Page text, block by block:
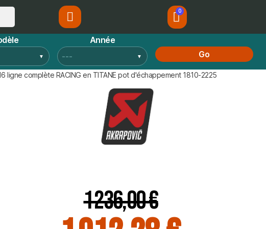
Année
Go
ligne complète RACING en TITANE pot d'échappement 1810-2225
1 236,00 €